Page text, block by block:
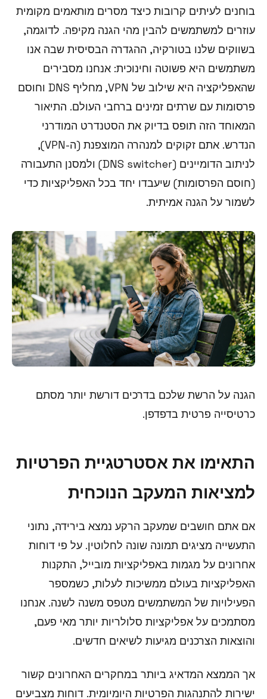
בוחנים לעיתים קרובות כיצד מסרים מותאמים מקומית
עוזרים למשתמשים להבין מהי הגנה מקיפה. לדוגמה,
בשווקים שלנו בטורקיה, ההגדרה הבסיסית שבה אנו
משתמשים היא פשוטה וחינוכית: אנחנו מסבירים
שהאפליקציה היא שילוב של VPN, מחליף DNS וחוסם
פרסומות עם שרתים זמינים ברחבי העולם. התיאור
המאוחד הזה תופס בדיוק את הסטנדרט המודרני
הנדרש. אתם זקוקים למנהרה המוצפנת (ה-VPN),
לניתוב הדומיינים (DNS switcher) ולמסנן התעבורה
(חוסם הפרסומות) שיעבדו יחד בכל האפליקציות כדי
לשמור על הגנה אמיתית.
הגנה על הרשת שלכם בדרכים דורשת יותר מסתם
כרטיסייה פרטית בדפדפן.
התאימו את אסטרטגיית הפרטיות
למציאות המעקב הנוכחית
אם אתם חושבים שמעקב הרקע נמצא בירידה, נתוני
התעשייה מציגים תמונה שונה לחלוטין. על פי דוחות
אחרונים על מגמות באפליקציות מובייל, התקנות
האפליקציות בעולם ממשיכות לעלות, כשמספר
הפעילויות של המשתמשים מטפס משנה לשנה. אנחנו
מסתמכים על אפליקציות סלולריות יותר מאי פעם,
והוצאות הצרכנים מגיעות לשיאים חדשים.
אך הממצא המדאיג ביותר במחקרים האחרונים קשור
ישירות להתנהגות הפרטיות היומיומית. דוחות מצביעים